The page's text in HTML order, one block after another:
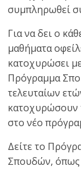
συμπληρωθεί
Για να δει ο
μαθήματα
κατοχυρώσει
Πρόγραμμα
τελευταίων
κατοχυρώσουν
στο νέο
Δείτε το
Σπουδών, όπως